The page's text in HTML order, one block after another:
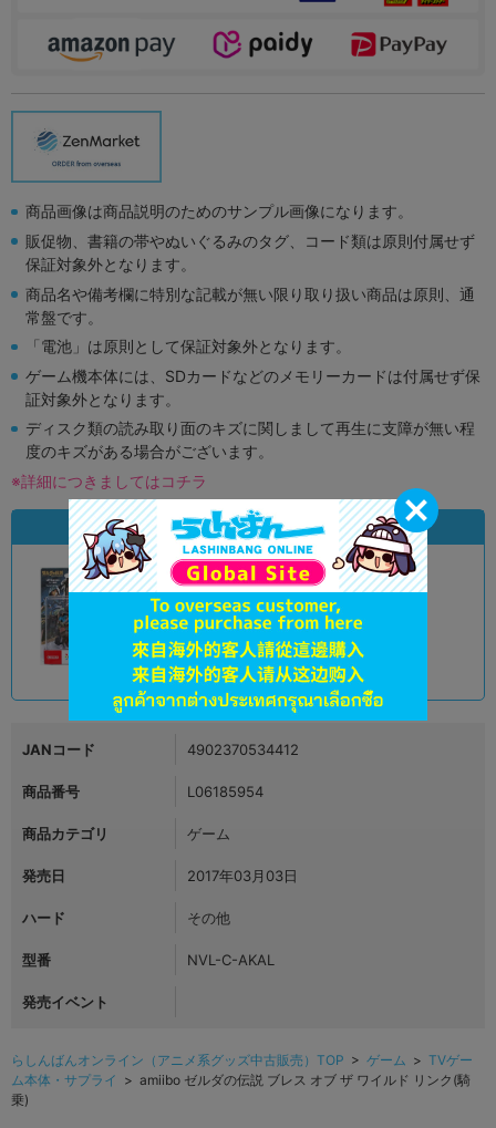
商品画像は商品説明のためのサンプル画像になります。
販促物、書籍の帯やぬいぐるみのタグ、コード類は原則付属せず
保証対象外となります。
商品名や備考欄に特別な記載が無い限り取り扱い商品は原則、通
常盤です。
「電池」は原則として保証対象外となります。
ゲーム機本体には、SDカードなどのメモリーカードは付属せず保
証対象外となります。
ディスク類の読み取り面のキズに関しまして再生に支障が無い程
度のキズがある場合がございます。
※詳細につきましてはコチラ
状態違いの同一商品
状態 :A
オンライン
品切状態 1,290円 税込
JANコード 4902370534412
商品番号 L06185954
商品カテゴリ ゲーム
発売日 2017年03月03日
ハード その他
型番 NVL-C-AKAL
発売イベント
らしんばんオンライン（アニメ系グッズ中古販売）TOP > ゲーム > TVゲー
ム本体・サプライ > amiibo ゼルダの伝説 ブレス オブ ザ ワイルド リンク(騎
乗)